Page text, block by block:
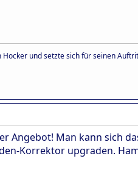
und setzte sich für seinen
Angebot! Man kann sich
Korrektor upgraden.